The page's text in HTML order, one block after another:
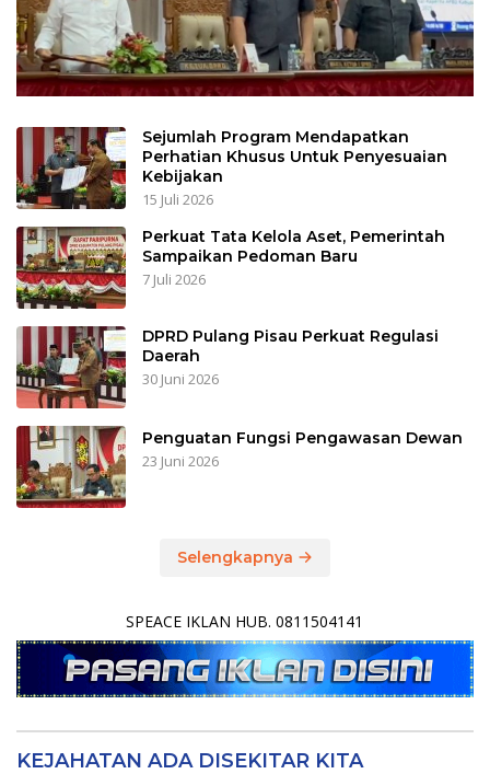
Sejumlah Program Mendapatkan
Perhatian Khusus Untuk Penyesuaian
Kebijakan
15 Juli 2026
Perkuat Tata Kelola Aset, Pemerintah
Sampaikan Pedoman Baru
7 Juli 2026
DPRD Pulang Pisau Perkuat Regulasi
Daerah
30 Juni 2026
Penguatan Fungsi Pengawasan Dewan
23 Juni 2026
Selengkapnya
SPEACE IKLAN HUB. 0811504141
KEJAHATAN ADA DISEKITAR KITA